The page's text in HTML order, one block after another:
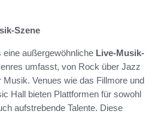
Szene
außergewöhnliche Live-Musik-
umfasst, von Rock über Jazz
Venues wie das Fillmore und
Hall bieten Plattformen für sowohl
aufstrebende Talente. Diese